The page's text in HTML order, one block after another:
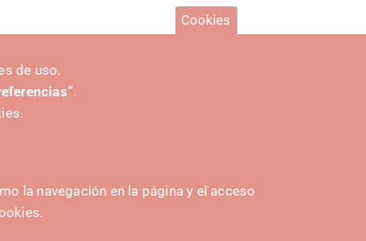
Cookies
de uso.
.
la navegación en la página y el acceso